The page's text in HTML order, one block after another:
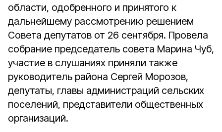
области, одобренного и принятого к
дальнейшему рассмотрению решением
Совета депутатов от 26 сентября. Провела
собрание председатель совета Марина Чуб,
участие в слушаниях приняли также
руководитель района Сергей Морозов,
депутаты, главы администраций сельских
поселений, представители общественных
организаций.